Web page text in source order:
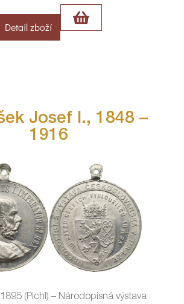
Detail zboží
Josef I., 1848 –
1916
(Pichl) – Národopisná výstava